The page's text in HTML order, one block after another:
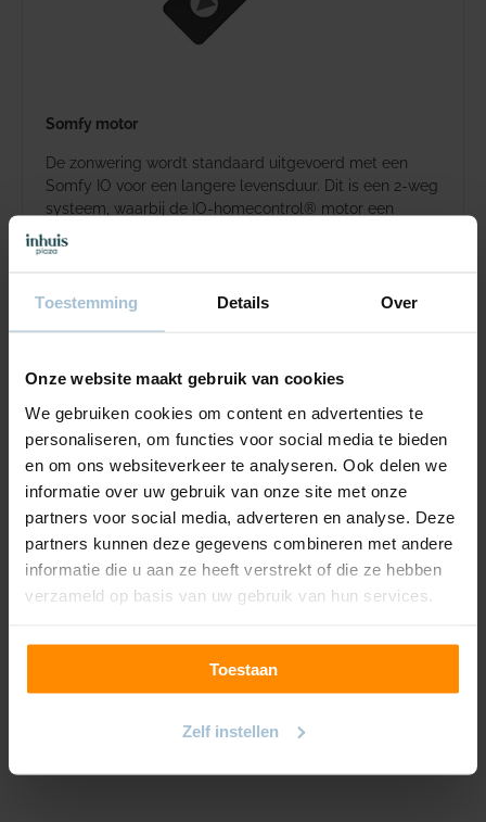
Toestemming Details Over
Onze website maakt gebruik van cookies
We gebruiken cookies om content en advertenties te
personaliseren, om functies voor social media te bieden
en om ons websiteverkeer te analyseren. Ook delen we
informatie over uw gebruik van onze site met onze
partners voor social media, adverteren en analyse. Deze
partners kunnen deze gegevens combineren met andere
informatie die u aan ze heeft verstrekt of die ze hebben
verzameld op basis van uw gebruik van hun services.
Toestaan
Zelf instellen
Somfy motor
De zonwering wordt standaard uitgevoerd met een
Somfy IO voor een langere levensduur. Dit is een 2-weg
systeem, waarbij de IO-homecontrol® motor een
terugmelding geeft na elke stuuropdracht en klaar is
voor de Smart Home toekomst
Somfy afstandsbedieningen
Met een Somfy wandschakelaar of afstandsbediening
bedien je al jouw Somfy producten met één druk op de
max. vijf producten (samen of apart).